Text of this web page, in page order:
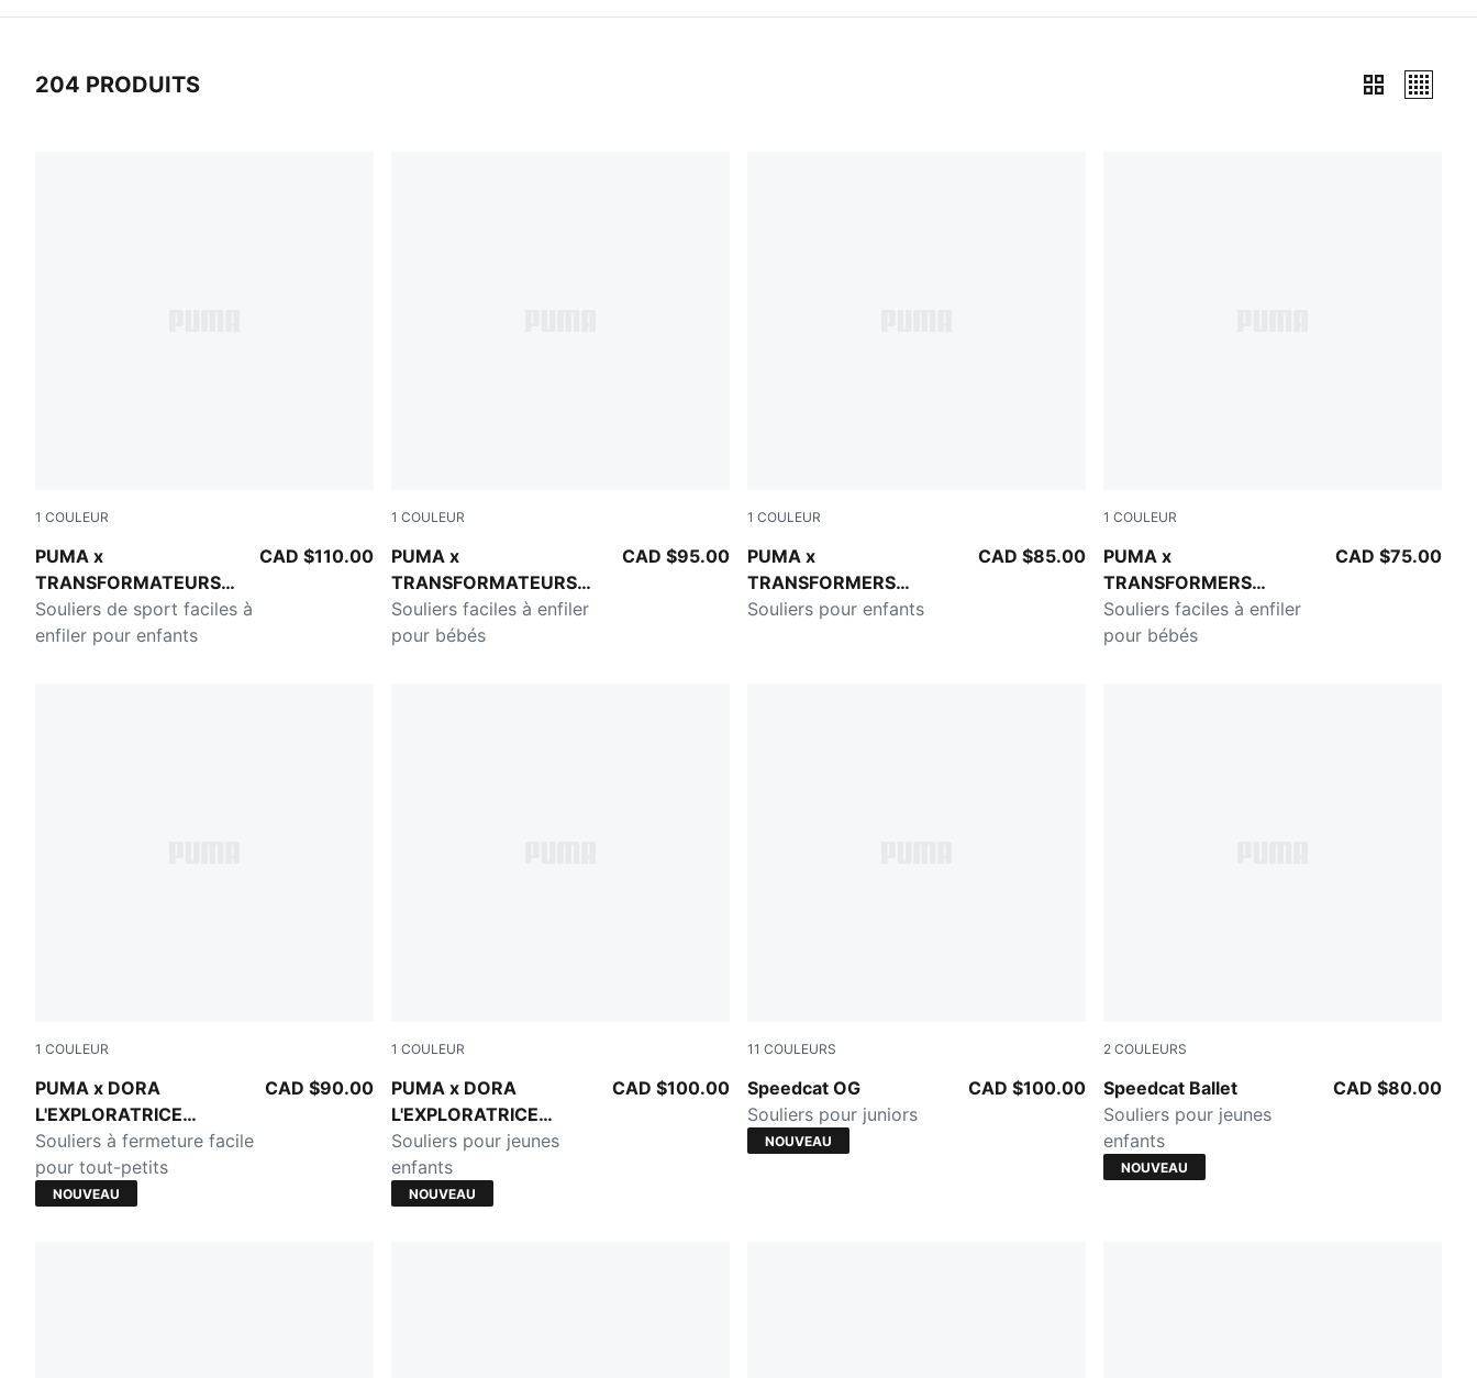
204 PRODUITS
1 COULEUR
PUMA x
TRANSFORMATEURS
RS Surge
Gray Echo-Moody Gray
Souliers de sport faciles à
enfiler pour enfants
CAD $110.00
1 COULEUR
PUMA x
TRANSFORMATEURS
RS Surge
Gray Echo-Moody Gray
Souliers faciles à enfiler
pour bébés
CAD $95.00
1 COULEUR
PUMA x
TRANSFORMERS
California Pro
PUMA Black-Bright Mango Yellow
Souliers pour enfants
CAD $85.00
1 COULEUR
PUMA x
TRANSFORMERS
California Pro
PUMA Black-Bright Mango Yellow
Souliers faciles à enfiler
pour bébés
CAD $75.00
1 COULEUR
PUMA x DORA
L'EXPLORATRICE
Speedcat
Mauve Glow-Powder Pink
Souliers à fermeture facile
pour tout-petits
CAD $90.00
NOUVEAU
1 COULEUR
PUMA x DORA
L'EXPLORATRICE
Speedcat
Mauve Glow-Powder Pink
Souliers pour jeunes
enfants
CAD $100.00
NOUVEAU
11 COULEURS
Speedcat OG
Silver Fog-Rich Cocoa
Souliers pour juniors
CAD $100.00
NOUVEAU
2 COULEURS
Speedcat Ballet
PUMA WHITE
Souliers pour jeunes
enfants
CAD $80.00
NOUVEAU